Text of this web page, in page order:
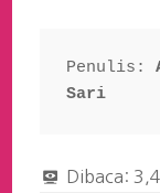
Penulis:
Sari
Dibaca: